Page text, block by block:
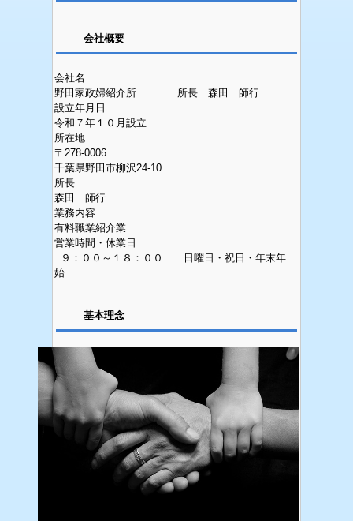
会社概要
会社名
野田家政婦紹介所 所長 森田 師行
設立年月日
令和７年１０月設立
所在地
〒278-0006
千葉県野田市柳沢24-10
所長
森田 師行
業務内容
有料職業紹介業
営業時間・休業日
９：００～１８：００ 日曜日・祝日・年末年
始
基本理念